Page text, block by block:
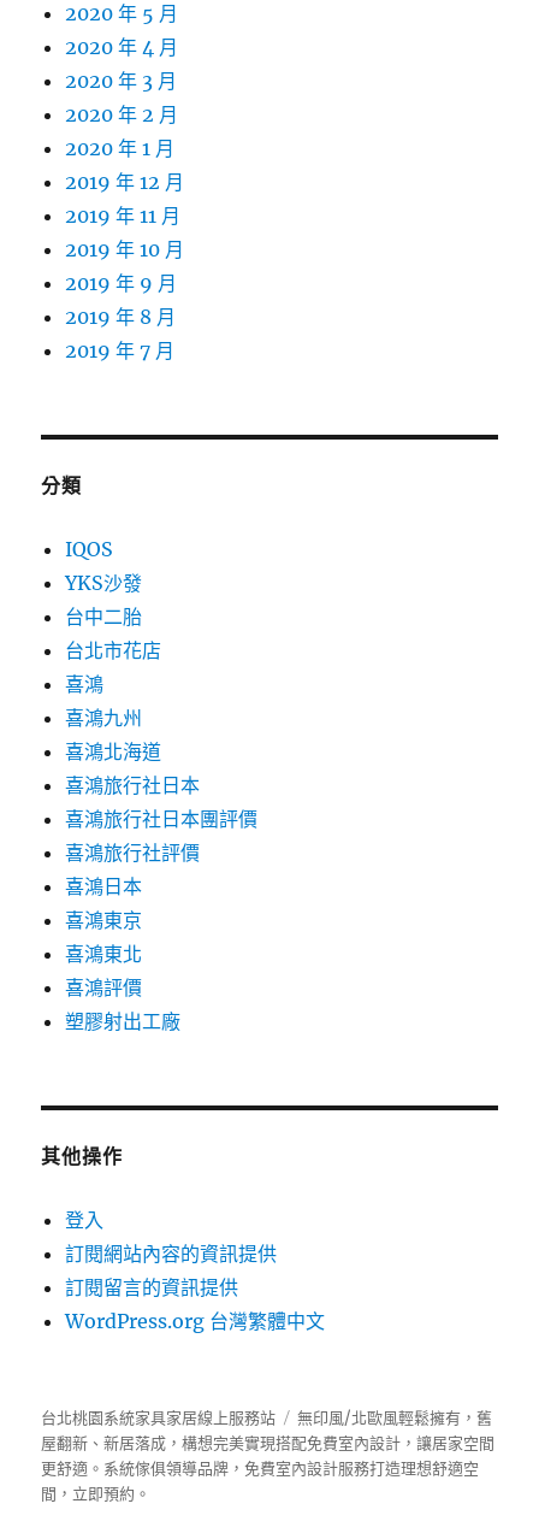
2020 年 5 月
2020 年 4 月
2020 年 3 月
2020 年 2 月
2020 年 1 月
2019 年 12 月
2019 年 11 月
2019 年 10 月
2019 年 9 月
2019 年 8 月
2019 年 7 月
分類
IQOS
YKS沙發
台中二胎
台北市花店
喜鴻
喜鴻九州
喜鴻北海道
喜鴻旅行社日本
喜鴻旅行社日本團評價
喜鴻旅行社評價
喜鴻日本
喜鴻東京
喜鴻東北
喜鴻評價
塑膠射出工廠
其他操作
登入
訂閱網站內容的資訊提供
訂閱留言的資訊提供
WordPress.org 台灣繁體中文
台北桃園系統家具家居線上服務站
無印風/北歐風輕鬆擁有，舊
屋翻新、新居落成，構想完美實現搭配免費室內設計，讓居家空間
更舒適。 系統傢俱領導品牌，免費室內設計服務打造理想舒適空
間，立即預約。